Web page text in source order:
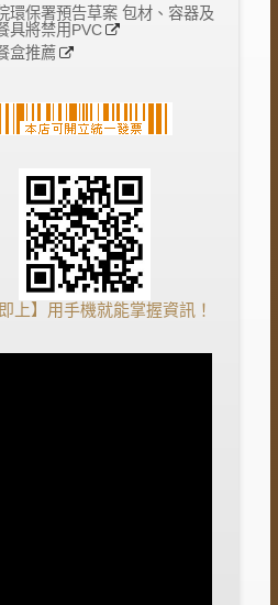
環保署預告草案 包材、容器及
具將禁用PVC
盒推薦
即上】用手機就能掌握資訊！